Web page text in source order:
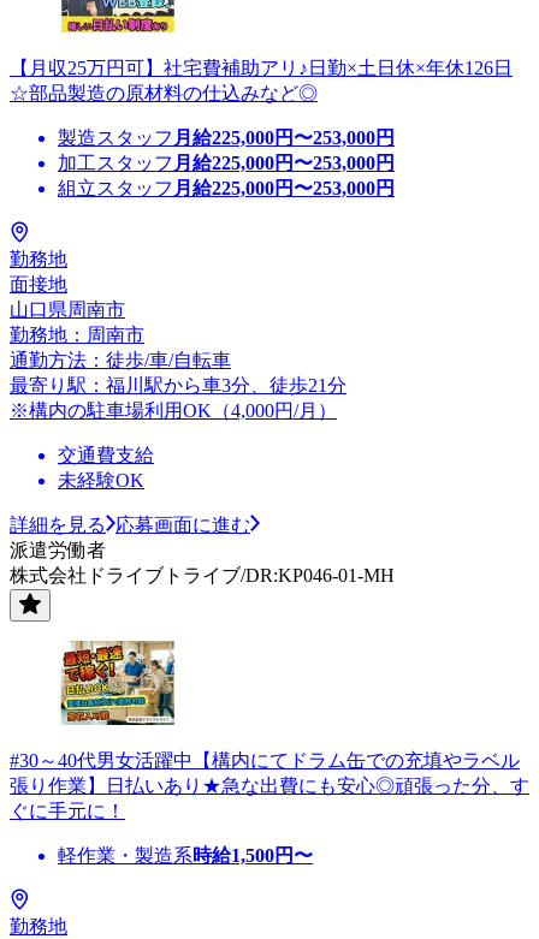
【月収25万円可】社宅費補助アリ♪日勤×土日休×年休126日
☆部品製造の原材料の仕込みなど◎
製造スタッフ 月給225,000円〜253,000円
加工スタッフ 月給225,000円〜253,000円
組立スタッフ 月給225,000円〜253,000円
勤務地
面接地
山口県周南市
勤務地：周南市
通勤方法：徒歩/車/自転車
最寄り駅：福川駅から車3分、徒歩21分
※構内の駐車場利用OK（4,000円/月）
交通費支給
未経験OK
詳細を見る
応募画面に進む
派遣労働者
株式会社ドライブトライブ/DR:KP046-01-MH
#30～40代男女活躍中【構内にてドラム缶での充填やラベル
張り作業】日払いあり★急な出費にも安心◎頑張った分、す
ぐに手元に！
軽作業・製造系時給1,500円〜
勤務地